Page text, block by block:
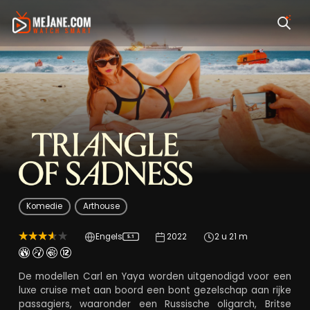
Triangle of Sadness
Komedie Arthouse
Engels 5.1 2022 2 u 21 m
De modellen Carl en Yaya worden uitgenodigd voor een
luxe cruise met aan boord een bont gezelschap aan rijke
passagiers, waaronder een Russische oligarch, Britse